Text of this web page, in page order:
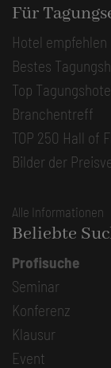
Für
Hotel empfehlen
Bestes
Top
Branchentreff
TOP 250 Hall of
Bilder der
Alle Informationen
Beliebte
Profisuche
Seminar
Konferenz
Klausur
Event